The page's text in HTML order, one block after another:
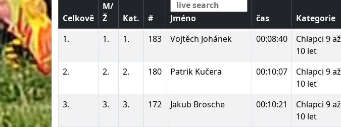
Celkově
M/
Ž
Kat. # Jméno čas Kategorie
1.
1. 1. 183 Vojtěch Johánek 00:08:40
Chlapci 9 až
10 let
2. 2. 2. 180 Patrik Kučera 00:10:07
Chlapci 9 až
10 let
3. 3. 3. 172 Jakub Brosche 00:10:21
Chlapci 9 až
10 let